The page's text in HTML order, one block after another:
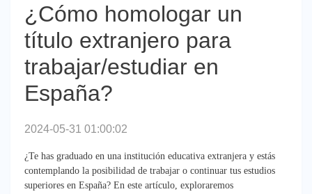
¿Cómo homologar un
título extranjero para
trabajar/estudiar en
España?
2024-05-31 01:00:02
¿Te has graduado en una institución educativa extranjera y estás
contemplando la posibilidad de trabajar o continuar tus estudios
superiores en España? En este artículo, exploraremos